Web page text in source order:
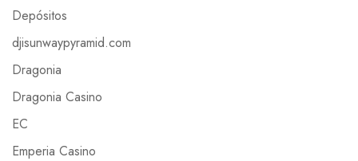
Depósitos
djisunwaypyramid.com
Dragonia
Dragonia Casino
EC
Emperia Casino